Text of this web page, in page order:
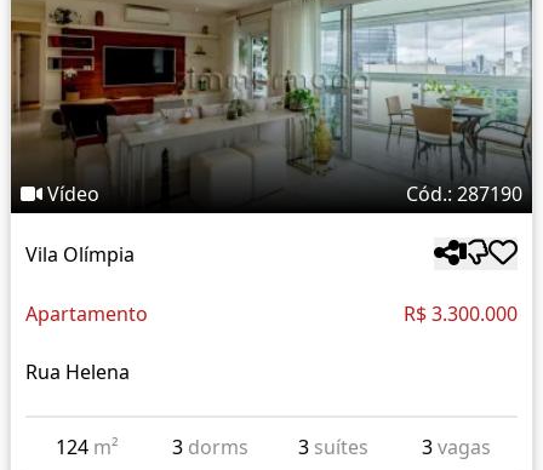
Vídeo Cód.: 287190
Vila Olímpia
Apartamento R$ 3.300.000
Rua Helena
124 m² 3 dorms 3 suítes 3vagas